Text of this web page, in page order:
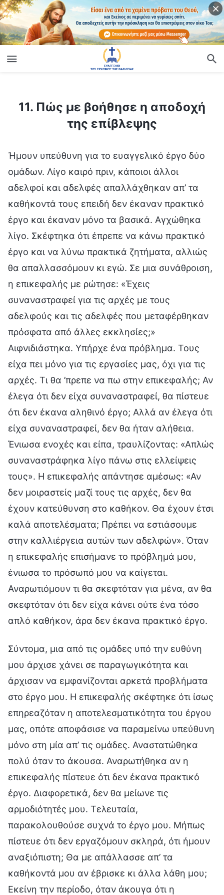
11. Πώς με βοήθησε η αποδοχή της επίβλεψης
11. Πώς με βοήθησε η αποδοχή
της επίβλεψης
Ήμουν υπεύθυνη για το ευαγγελικό έργο δύο
ομάδων. Λίγο καιρό πριν, κάποιοι άλλοι
αδελφοί και αδελφές απαλλάχθηκαν απ’ τα
καθήκοντά τους επειδή δεν έκαναν πρακτικό
έργο και έκαναν μόνο τα βασικά. Αγχώθηκα
λίγο. Σκέφτηκα ότι έπρεπε να κάνω πρακτικό
έργο και να λύνω πρακτικά ζητήματα, αλλιώς
θα απαλλασσόμουν κι εγώ. Σε μια συνάθροιση,
η επικεφαλής με ρώτησε: «Έχεις
συναναστραφεί για τις αρχές με τους
αδελφούς και τις αδελφές που μεταφέρθηκαν
πρόσφατα από άλλες εκκλησίες;»
Αιφνιδιάστηκα. Υπήρχε ένα πρόβλημα. Τους
είχα πει μόνο για τις εργασίες μας, όχι για τις
αρχές. Τι θα ’πρεπε να πω στην επικεφαλής; Αν
έλεγα ότι δεν είχα συναναστραφεί, θα πίστευε
ότι δεν έκανα αληθινό έργο; Αλλά αν έλεγα ότι
είχα συναναστραφεί, δεν θα ήταν αλήθεια.
Ένιωσα ενοχές και είπα, τραυλίζοντας: «Απλώς
συναναστράφηκα λίγο πάνω στις ελλείψεις
τους». Η επικεφαλής απάντησε αμέσως: «Αν
δεν μοιραστείς μαζί τους τις αρχές, δεν θα
έχουν κατεύθυνση στο καθήκον. Θα έχουν έτσι
καλά αποτελέσματα; Πρέπει να εστιάσουμε
στην καλλιέργεια αυτών των αδελφών». Όταν
η επικεφαλής επισήμανε το πρόβλημά μου,
ένιωσα το πρόσωπό μου να καίγεται.
Αναρωτιόμουν τι θα σκεφτόταν για μένα, αν θα
σκεφτόταν ότι δεν είχα κάνει ούτε ένα τόσο
απλό καθήκον, άρα δεν έκανα πρακτικό έργο.
Σύντομα, μια από τις ομάδες υπό την ευθύνη
μου άρχισε χάνει σε παραγωγικότητα και
άρχισαν να εμφανίζονται αρκετά προβλήματα
στο έργο μου. Η επικεφαλής σκέφτηκε ότι ίσως
επηρεαζόταν η αποτελεσματικότητα του έργου
μας, οπότε αποφάσισε να παραμείνω υπεύθυνη
μόνο στη μία απ’ τις ομάδες. Αναστατώθηκα
πολύ όταν το άκουσα. Αναρωτήθηκα αν η
επικεφαλής πίστευε ότι δεν έκανα πρακτικό
έργο. Διαφορετικά, δεν θα μείωνε τις
αρμοδιότητές μου. Τελευταία,
παρακολουθούσε συχνά το έργο μου. Μήπως
πίστευε ότι δεν εργαζόμουν σκληρά, ότι ήμουν
αναξιόπιστη; Θα με απάλλασσε απ’ τα
καθήκοντά μου αν έβρισκε κι άλλα λάθη μου;
Εκείνη την περίοδο, όταν άκουγα ότι η